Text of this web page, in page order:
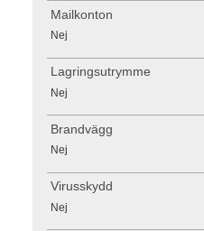
Mailkonton
Nej
Lagringsutrymme
Nej
Brandvägg
Nej
Virusskydd
Nej